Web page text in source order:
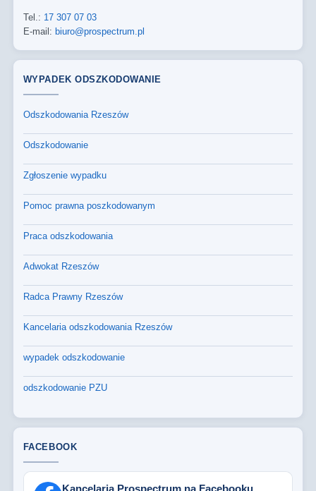
Tel.: 17 307 07 03
E-mail: biuro@prospectrum.pl
WYPADEK ODSZKODOWANIE
Odszkodowania Rzeszów
Odszkodowanie
Zgłoszenie wypadku
Pomoc prawna poszkodowanym
Praca odszkodowania
Adwokat Rzeszów
Radca Prawny Rzeszów
Kancelaria odszkodowania Rzeszów
wypadek odszkodowanie
odszkodowanie PZU
FACEBOOK
Kancelaria Prospectrum na Facebooku